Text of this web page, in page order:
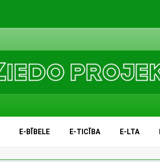
E-BĪBELE E-TICĪBA E-LTA